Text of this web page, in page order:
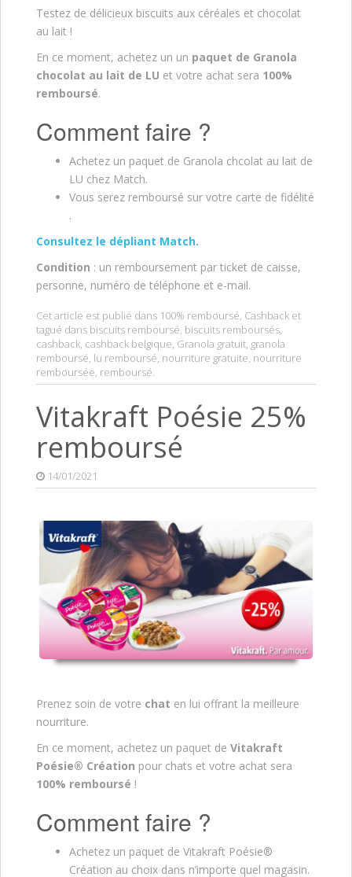
Testez de délicieux biscuits aux céréales et chocolat
au lait !
En ce moment, achetez un un paquet de Granola
chocolat au lait de LU et votre achat sera 100%
remboursé.
Comment faire ?
Achetez un paquet de Granola chcolat au lait de
LU chez Match.
Vous serez remboursé sur votre carte de fidélité
.
Consultez le dépliant Match.
Condition : un remboursement par ticket de caisse,
personne, numéro de téléphone et e-mail.
Cet article est publié dans 100% remboursé, Cashback et
tagué dans biscuits remboursé, biscuits remboursés,
cashback, cashback belgique, Granola gratuit, granola
remboursé, lu remboursé, nourriture gratuite, nourriture
remboursée, remboursé.
Vitakraft Poésie 25%
remboursé
14/01/2021
Prenez soin de votre chat en lui offrant la meilleure
nourriture.
En ce moment, achetez un paquet de Vitakraft
Poésie® Création pour chats et votre achat sera
100% remboursé !
Comment faire ?
Achetez un paquet de Vitakraft Poésie®
Création au choix dans n’importe quel magasin.